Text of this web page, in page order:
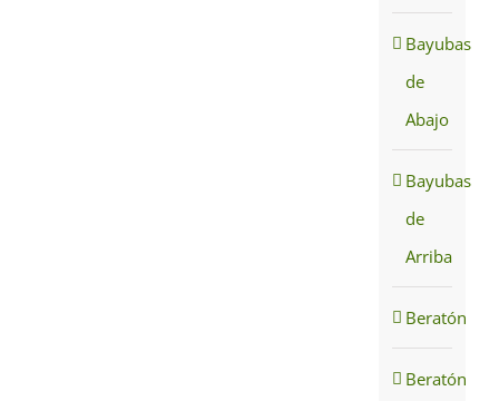
Bayubas
de
Abajo
Bayubas
de
Arriba
Beratón
Beratón